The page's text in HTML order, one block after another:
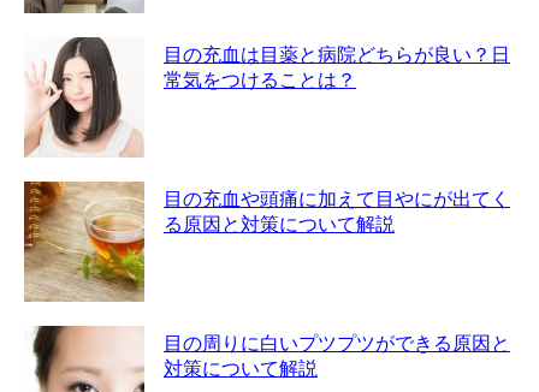
目の充血は目薬と病院どちらが良い？日
常気をつけることは？
目の充血や頭痛に加えて目やにが出てく
る原因と対策について解説
目の周りに白いプツプツができる原因と
対策について解説